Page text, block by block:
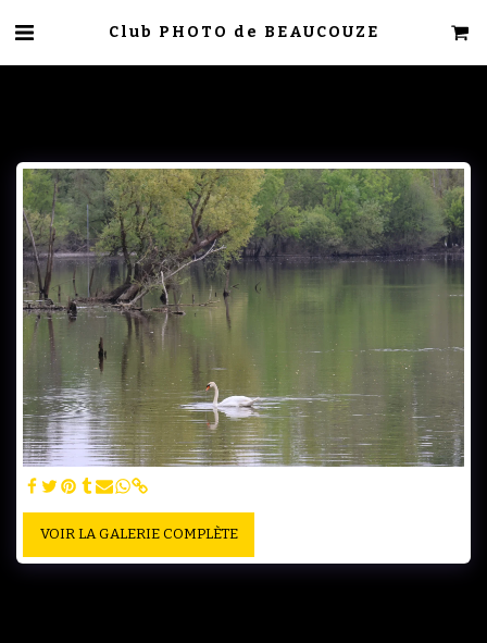
Club PHOTO de BEAUCOUZE
VOIR LA GALERIE COMPLÈTE